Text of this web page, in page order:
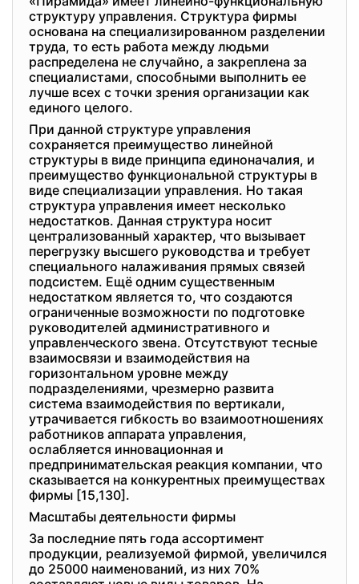
структуру управления. Структура фирмы
основана на специализированном разделении
труда, то есть работа между людьми
распределена не случайно, а закреплена за
специалистами, способными выполнить ее
лучше всех с точки зрения организации как
единого целого.
При данной структуре управления
сохраняется преимущество линейной
структуры в виде принципа единоначалия, и
преимущество функциональной структуры в
виде специализации управления. Но такая
структура управления имеет несколько
недостатков. Данная структура носит
централизованный характер, что вызывает
перегрузку высшего руководства и требует
специального налаживания прямых связей
подсистем. Ещё одним существенным
недостатком является то, что создаются
ограниченные возможности по подготовке
руководителей административного и
управленческого звена. Отсутствуют тесные
взаимосвязи и взаимодействия на
горизонтальном уровне между
подразделениями, чрезмерно развита
система взаимодействия по вертикали,
утрачивается гибкость во взаимоотношениях
работников аппарата управления,
ослабляется инновационная и
предпринимательская реакция компании, что
сказывается на конкурентных преимуществах
фирмы [15,130].
Масштабы деятельности фирмы
За последние пять года ассортимент
продукции, реализуемой фирмой, увеличился
до 25000 наименований, из них 70%